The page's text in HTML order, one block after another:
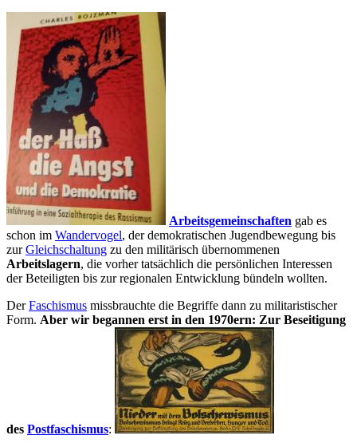
Arbeitsgemeinschaften gab es
schon im Wandervogel, der demokratischen Jugendbewegung bis
zurGleichschaltung zu den militärisch übernommenen
Arbeitslagern, die vorher tatsächlich die persönlichen Interessen
der Beteiligten bis zur regionalen Entwicklung bündeln wollten.
DerFaschismus missbrauchte die Begriffe dann zu militaristischer
Form. Aber wir begannen erst in den 1970ern: Zur Beseitigung
des Postfaschismus: